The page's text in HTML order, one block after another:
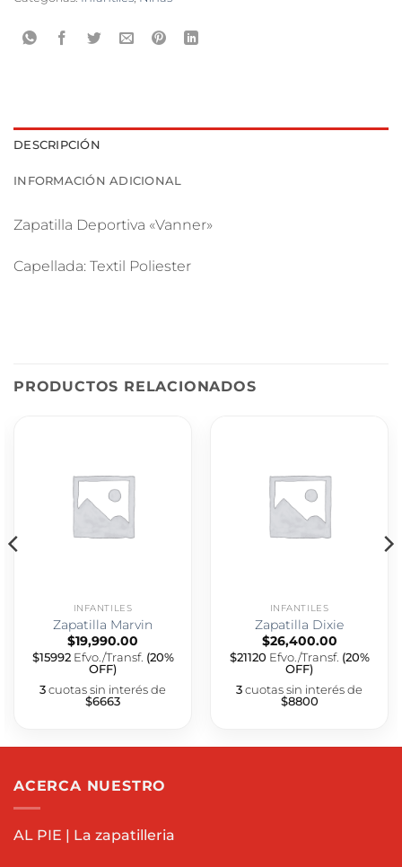
DESCRIPCIÓN
INFORMACIÓN ADICIONAL
Zapatilla Deportiva «Vanner»
Capellada: Textil Poliester
PRODUCTOS RELACIONADOS
INFANTILES
Zapatilla Marvin
$19,990.00
$15992Efvo./Transf. (20%
OFF)
3cuotas sin interés de
$6663
INFANTILES
Zapatilla Dixie
$26,400.00
$21120 Efvo./Transf. (20%
OFF)
3cuotas sin interés de
$8800
ACERCA NUESTRO
AL PIE | La zapatilleria